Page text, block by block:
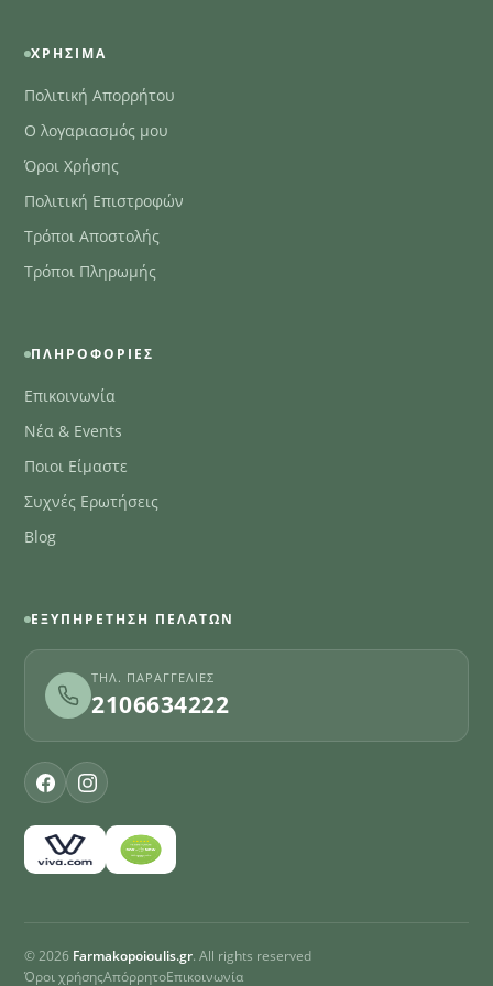
ΧΡΉΣΙΜΑ
Πολιτική Απορρήτου
Ο λογαριασμός μου
Όροι Χρήσης
Πολιτική Επιστροφών
Τρόποι Αποστολής
Τρόποι Πληρωμής
ΠΛΗΡΟΦΟΡΊΕΣ
Επικοινωνία
Νέα & Events
Ποιοι Είμαστε
Συχνές Ερωτήσεις
Blog
ΕΞΥΠΗΡΈΤΗΣΗ ΠΕΛΑΤΏΝ
ΤΗΛ. ΠΑΡΑΓΓΕΛΊΕΣ
2106634222
© 2026 Farmakopoioulis.gr. All rights reserved
Όροι χρήσηςΑπόρρητοΕπικοινωνία